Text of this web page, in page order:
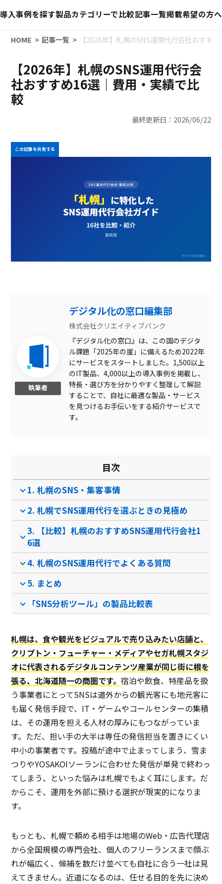
導入事例を探す製品カテゴリーで比較記事一覧掲載希望の方へ
HOME 記事一覧 【2026年】札幌のSNS運用代行会社おすす
【2026年】札幌のSNS運用代行会
社おすすめ16選｜費用・実績で比
較
最終更新日：2026/06/22
この記事を共有する
執筆者
デジタル化の窓口編集部
株式会社クリエイティブバンク
『デジタル化の窓口』は、この国のデジタ
ル課題「2025年の崖」に備えるため2022年
にサービスをスタートしました。1,500以上
のIT製品、4,000以上の導入事例を掲載し、
特長・選び方を分かりやすく整理して解説
することで、自社に最適な製品・サービス
を見つけるお手伝いをする紹介サービスで
す。
目次
1. 札幌のSNS・集客事情
2. 札幌でSNS運用代行を選ぶときの見極め
3. 【比較】札幌のおすすめSNS運用代行会社1
6選
4. 札幌のSNS運用代行でよくある質問
5. まとめ
「SNS分析ツール」の製品比較表
札幌は、食や観光をビジュアルで売り込みたい店舗と、
クリプトン・フューチャー・メディアやセガ札幌スタジ
オに代表されるデジタルコンテンツ産業が同じ街に根を
張る、北海道随一の商圏です。宿泊や飲食、特産品を扱
う事業者にとってSNSは道外からの観光客にも地元客に
も届く発信手段で、IT・ゲームやコールセンターの集積
は、その運用を担える人材の厚みにもつながっていま
す。ただ、担い手の大半は専任の発信担当を置きにくい
中小の事業者です。投稿が途中で止まってしまう、雪ま
つりやYOSAKOIソーランに合わせた発信が単発で終わっ
てしまう、といった悩みは札幌でもよく耳にします。だ
からこそ、運用を外部に預ける選択が現実的になりま
す。
もっとも、札幌で頼める相手は地場のWeb・広告代理店
から全国規模の専門会社、個人のフリーランスまで顔ぶ
れが幅広く、候補を数だけ並べても自社に合う一社は見
えてきません。近道になるのは、任せる目的を先に決め